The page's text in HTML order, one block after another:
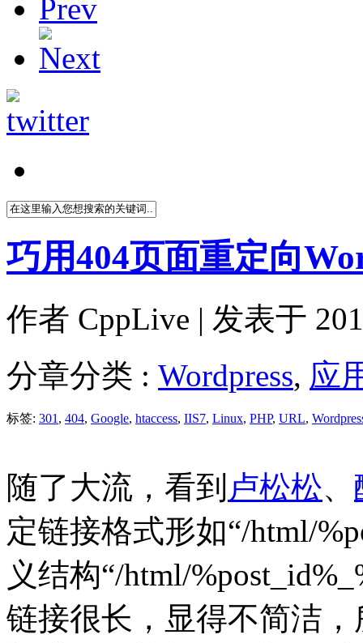
巧用404页面重定向
作者 CppLive | 发表于
分章分类 : Wordpress, 应
标签: 301 , 404, Google, htaccess, IIS7, Linux, PHP, URL,
随了大流，看到 卢松松、
定链接格式形如“/html/
义结构“/html/
链接很长，显得不简洁